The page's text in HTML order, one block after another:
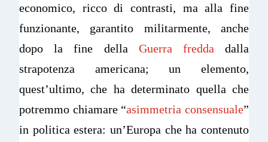
economico, ricco di contrasti, ma alla fine
funzionante, garantito militarmente, anche
dopo la fine della Guerra fredda dalla
strapotenza americana; un elemento,
quest’ultimo, che ha determinato quella che
potremmo chiamare “asimmetria consensuale”
in politica estera: un’Europa che ha contenuto